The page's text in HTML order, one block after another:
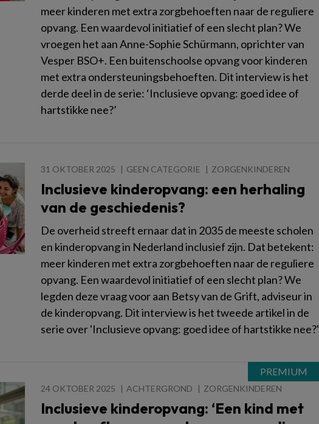
meer kinderen met extra zorgbehoeften naar de reguliere
opvang. Een waardevol initiatief of een slecht plan? We
vroegen het aan Anne-Sophie Schürmann, oprichter van
Vesper BSO+. Een buitenschoolse opvang voor kinderen
met extra ondersteuningsbehoeften. Dit interview is het
derde deel in de serie: ‘Inclusieve opvang: goed idee of
hartstikke nee?’
31 OKTOBER 2025 GEEN CATEGORIE ZORGENKINDEREN
Inclusieve kinderopvang: een herhaling
van de geschiedenis?
De overheid streeft ernaar dat in 2035 de meeste scholen
en kinderopvang in Nederland inclusief zijn. Dat betekent:
meer kinderen met extra zorgbehoeften naar de reguliere
opvang. Een waardevol initiatief of een slecht plan? We
legden deze vraag voor aan Betsy van de Grift, adviseur in
de kinderopvang. Dit interview is het tweede artikel in de
serie over 'Inclusieve opvang: goed idee of hartstikke nee?'
24 OKTOBER 2025 ACHTERGROND ZORGENKINDEREN
Inclusieve kinderopvang: ‘Een kind met